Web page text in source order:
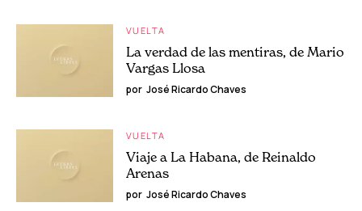
VUELTA
La verdad de las mentiras, de Mario
Vargas Llosa
por José Ricardo Chaves
VUELTA
Viaje a La Habana, de Reinaldo
Arenas
por José Ricardo Chaves